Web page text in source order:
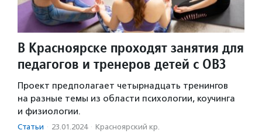
В Красноярске проходят занятия для
педагогов и тренеров детей с ОВЗ
Проект предполагает четырнадцать тренингов
на разные темы из области психологии, коучинга
и физиологии.
Статьи · 23.01.2024 · Красноярский кр.